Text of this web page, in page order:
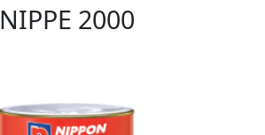
NIPPE 2000